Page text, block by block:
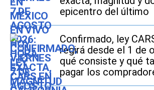
epicentro del último
Confirmado, ley
regirá desde el 1 de
qué consiste y qué
pagar los
vehículos usados